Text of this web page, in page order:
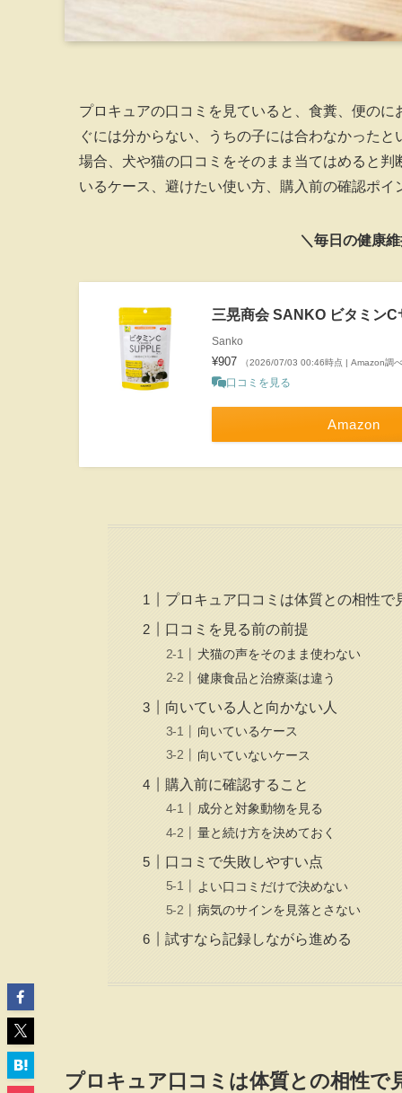
プロキュアの口コミを見ていると、食糞、便の
ぐには分からない、うちの子には合わなかった
場合、犬や猫の口コミをそのまま当てはめると
いるケース、避けたい使い方、購入前の確認ポイ
＼毎日の健康
三晃商会 SANKO ビタミンC
Sanko
¥907 （2026/07/03 00:46時点 | Amazon調
口コミを見る
Amazon
プロキュア口コミは体質との相性で
口コミを見る前の前提
犬猫の声をそのまま使わない
健康食品と治療薬は違う
向いている人と向かない人
向いているケース
向いていないケース
購入前に確認すること
成分と対象動物を見る
量と続け方を決めておく
口コミで失敗しやすい点
よい口コミだけで決めない
病気のサインを見落とさない
試すなら記録しながら進める
プロキュア口コミは体質との相性で